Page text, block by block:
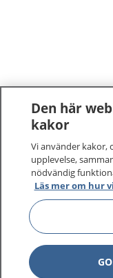
1177 –tryggt
På 1177.se får
sjukdomar och
Logga in för att
vårdärenden.
1177 ger dig råd
Den här
kakor
Vi använder kakor,
upplevelse,
nödvändig
Läs mer om hur